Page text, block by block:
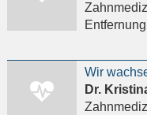
Wir